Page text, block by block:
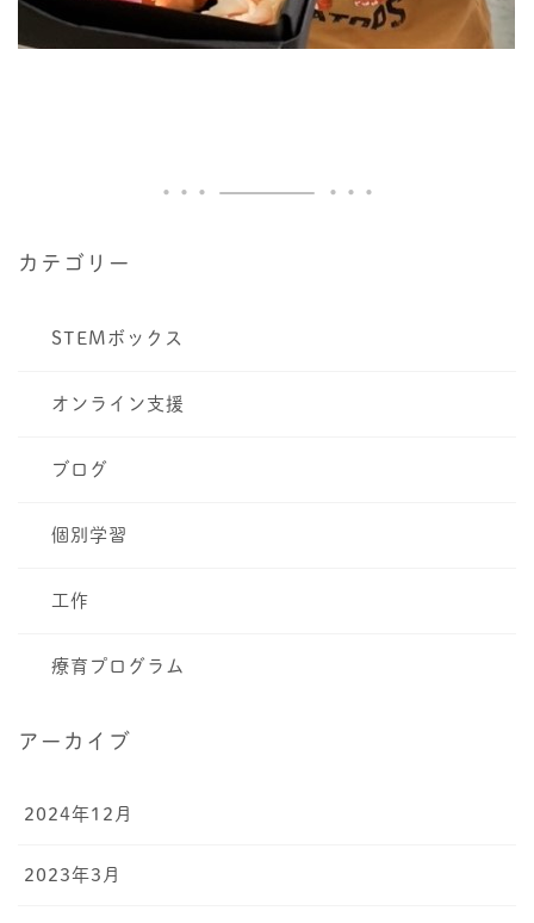
カテゴリー
STEMボックス
オンライン支援
ブログ
個別学習
工作
療育プログラム
アーカイブ
2024年12月
2023年3月